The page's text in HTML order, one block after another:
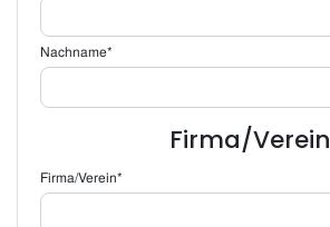
Nachname*
Firma/Verein
Firma/Verein*